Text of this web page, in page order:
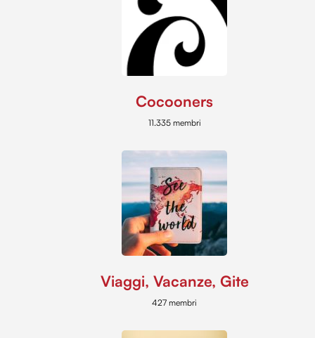
Cocooners
11.335 membri
Viaggi, Vacanze, Gite
427 membri